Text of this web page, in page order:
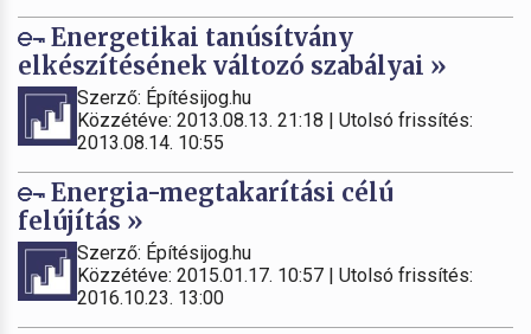
Energetikai tanúsítvány
elkészítésének változó szabályai »
Szerző: Építésijog.hu
Közzétéve: 2013.08.13. 21:18 | Utolsó frissítés:
2013.08.14. 10:55
Energia-megtakarítási célú
felújítás »
Szerző: Építésijog.hu
Közzétéve: 2015.01.17. 10:57 | Utolsó frissítés:
2016.10.23. 13:00